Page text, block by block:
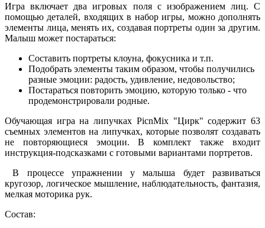
Игра включает два игровых поля с изображением лиц. С
помощью деталей, входящих в набор игры, можно дополнять
элементы лица, менять их, создавая портреты один за другим.
Малыш может постараться:
Составить портреты клоуна, фокусника и т.п.
Подобрать элементы таким образом, чтобы получились
разные эмоции: радость, удивление, недовольство;
Постараться повторить эмоцию, которую только - что
продемонстрировали родные.
Обучающая игра на липучках PicnMix "Цирк" содержит 63
съемных элементов на липучках, которые позволят создавать
не повторяющиеся эмоции. В комплект также входит
инструкция-подсказками с готовыми вариантами портретов.
В процессе упражнении у малыша будет развиваться
кругозор, логическое мышление, наблюдательность, фантазия,
мелкая моторика рук.
Состав: